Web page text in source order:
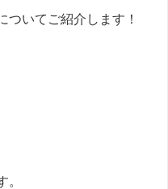
ついてご紹介します！
。